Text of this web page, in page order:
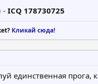
-ICQ 178730725
Кликай сюда!
единственная прога,